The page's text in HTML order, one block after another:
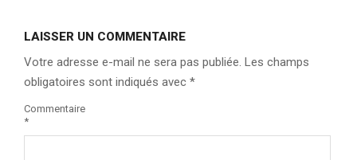
LAISSER UN COMMENTAIRE
Votre adresse e-mail ne sera pas publiée. Les champs
obligatoires sont indiqués avec *
Commentaire
*